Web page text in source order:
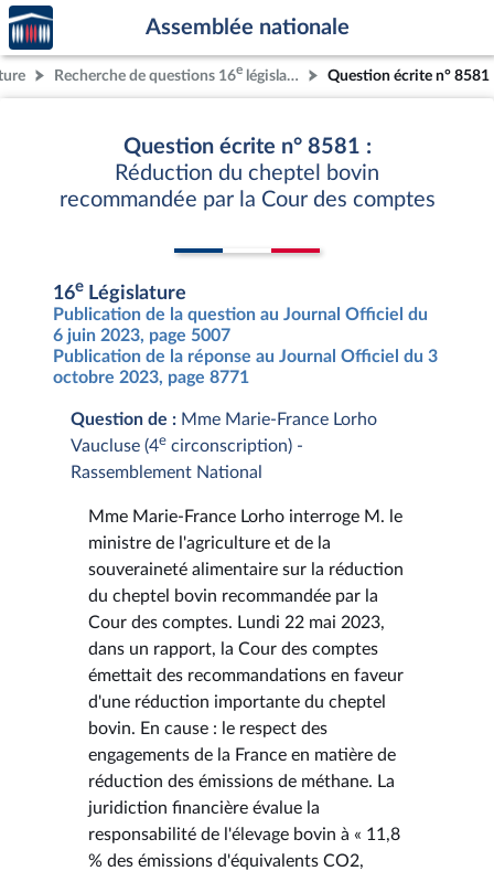
Aller au contenu
Aller en bas de la page
Accèder
à la
page
d'accueil
Assemblée nationale
Recherche de questions 16e législature Question écrite n° 8581
Question écrite n° 8581 :
Réduction du cheptel bovin
recommandée par la Cour des comptes
16e Législature
Publication de la question au Journal Officiel du
6 juin 2023, page 5007
Publication de la réponse au Journal Officiel du 3
octobre 2023, page 8771
Question de : Mme Marie-France Lorho
Vaucluse (4e circonscription) -
Rassemblement National
Mme Marie-France Lorho interroge M. le
ministre de l'agriculture et de la
souveraineté alimentaire sur la réduction
du cheptel bovin recommandée par la
Cour des comptes. Lundi 22 mai 2023,
dans un rapport, la Cour des comptes
émettait des recommandations en faveur
d'une réduction importante du cheptel
bovin. En cause : le respect des
engagements de la France en matière de
réduction des émissions de méthane. La
juridiction financière évalue la
responsabilité de l'élevage bovin à « 11,8
% des émissions d'équivalents CO2,